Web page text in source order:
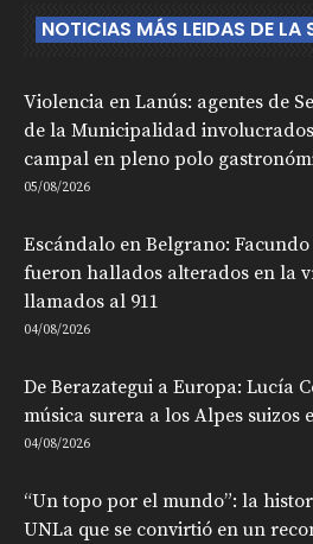
NOTICIAS MÁS LEIDAS DE LA
Violencia en Lanús: agentes de
de la Municipalidad
campal en pleno polo
05/08/2026
Escándalo en Belgrano:
fueron hallados alterados en la
llamados al 911
04/08/2026
De Berazategui a Europa: Lucía
música surera a los Alpes suizos
04/08/2026
“Un topo por el mundo”: la
UNLa que se convirtió en un